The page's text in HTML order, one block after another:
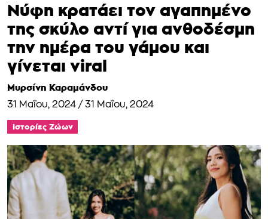
Νύφη κρατάει τον αγαπημένο
της σκύλο αντί για ανθοδέσμη
την ημέρα του γάμου και
γίνεται viral
Μυρσίνη Καραμάνδου
31 Μαΐου, 2024 / 31 Μαΐου, 2024
Ιστορίες Ζώων